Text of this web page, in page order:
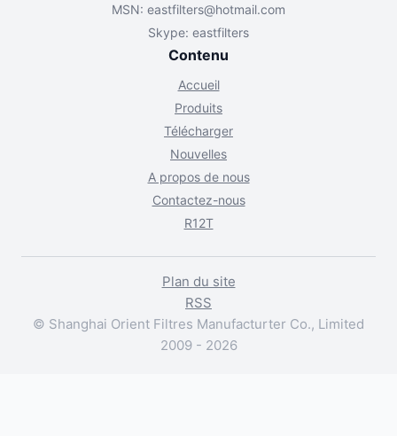
MSN: eastfilters@hotmail.com
Skype: eastfilters
Contenu
Accueil
Produits
Télécharger
Nouvelles
A propos de nous
Contactez-nous
R12T
Plan du site
RSS
© Shanghai Orient Filtres Manufacturter Co., Limited
2009 - 2026